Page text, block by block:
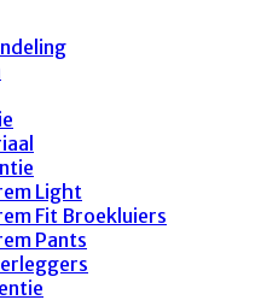
Light
Fit Broekluiers
Pants